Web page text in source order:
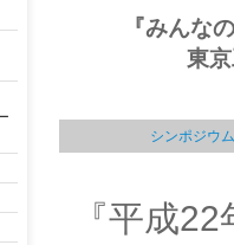
『みんな
東
シンポジウ
『平成